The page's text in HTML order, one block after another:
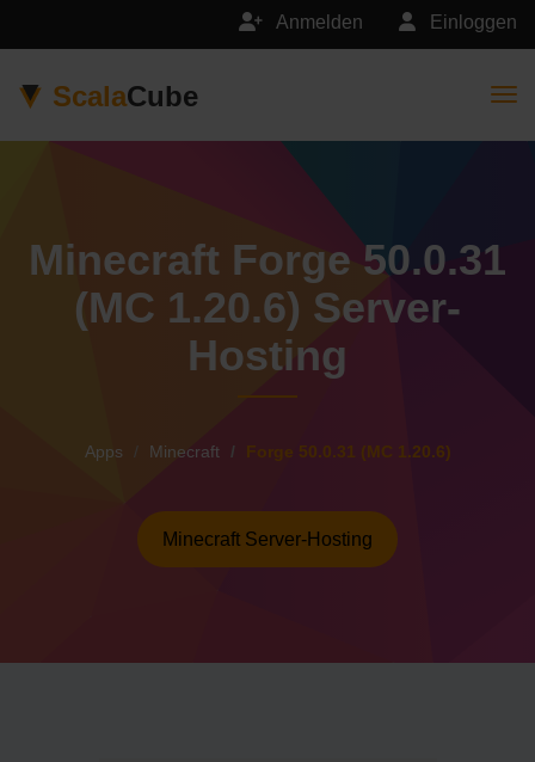
Einloggen
Anmelden
ScalaCube
Minecraft Forge 50.0.31
(MC 1.20.6) Server-
Hosting
Apps Minecraft Forge 50.0.31 (MC 1.20.6)
Minecraft Server-Hosting